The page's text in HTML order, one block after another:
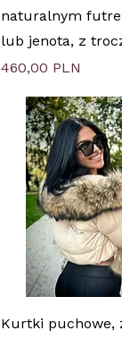
naturalnym
lub jenota, z
Цена
460,00 PLN
Быстрый
Kurtki puchowe,